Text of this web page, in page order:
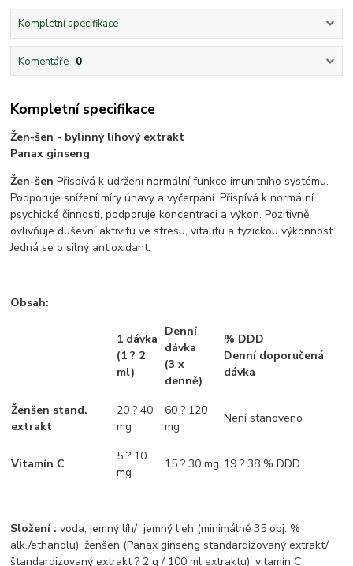
Kompletní specifikace
Komentáře 0
Kompletní specifikace
Žen-šen - bylinný lihový extrakt
Panax ginseng
Žen-šen Přispívá k udržení normální funkce imunitního systému.
Podporuje snížení míry únavy a vyčerpání. Přispívá k normální
psychické činnosti, podporuje koncentraci a výkon. Pozitivně
ovlivňuje duševní aktivitu ve stresu, vitalitu a fyzickou výkonnost.
Jedná se o silný antioxidant.
Obsah:
1 dávka
(1 ? 2
ml)
Denní
dávka
(3 x
denně)
% DDD
Denní doporučená
dávka
Ženšen stand.
extrakt
20 ? 40
mg
60 ? 120
mg
Není stanoveno
Vitamín C
5 ? 10
mg
15 ? 30 mg 19 ? 38 % DDD
Složení : voda, jemný líh/ jemný lieh (minimálně 35 obj. %
alk./ethanolu), ženšen (Panax ginseng standardizovaný extrakt/
štandardizovaný extrakt ? 2 g / 100 ml extraktu), vitamín C